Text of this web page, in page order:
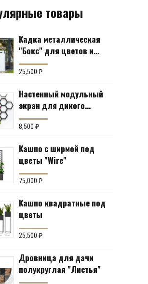
товары
Кадка металлическая
"Бокс" для цветов и
кустов (6 вариантов)
25,500 ₽
Настенный модульный
экран для дикого
винограда "Коллекция
Соты"
8,500 ₽
Кашпо с ширмой под
цветы "Wire"
75,000 ₽
Кашпо квадратные под
цветы
25,500 ₽
Дровница для дачи
полукруглая "Листья"